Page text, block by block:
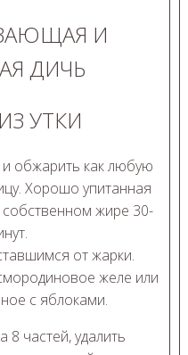
И
ДИЧЬ
УТКИ
и обжарить как любую
Хорошо упитанная
собственном жире 30-
от жарки.
желе или
с яблоками.
8 частей, удалить